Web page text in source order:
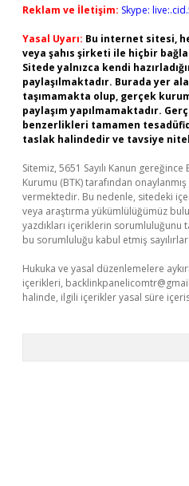
Reklam ve İletişim: Skype:
Yasal Uyarı: Bu internet sitesi,
veya şahıs şirketi ile hiçbir
Sitede yalnızca kendi
paylaşılmaktadır. Burada yer
taşımamakta olup, gerçek
paylaşım yapılmamaktadır.
benzerlikleri tamamen
taslak halindedir ve tavsiye
Sitemiz, 5651 Sayılı Kanun
Kurumu (BTK) tarafından
vermektedir. Bu nedenle, sitedeki
veya araştırma yükümlülüğümüz
yazdıkları içeriklerin sorumluluğunu
bu sorumluluğu kabul etmiş sayılırlar.
Hukuka ve yasal düzenlemelere
içerikleri,
halinde, ilgili içerikler yasal süre